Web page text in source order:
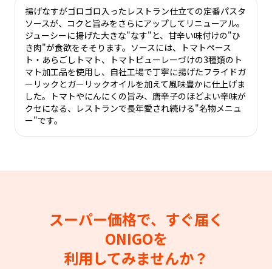
揚げなすがゴロゴロ入ったレストラン仕立ての定番パスタ
ソースが、コクと旨みをさらにアップしてリニューアル。
ジューシーに揚げた大きな"なす"と、甘辛い味付けの"ひ
き肉"が食欲をそそります。ソースには、トマトペース
ト・あらごしトマト、トマトピューレーづけの3種類のト
マト加工品を使用し、自社工場で丁寧に揚げたフライドガ
ーリックとガーリックオイルを加えて風味豊かに仕上げま
した。トマトやにんにくの旨み、唐辛子のほどよい辛味が
クセになる、レストランで長年愛され続ける"名物メニュ
ー"です。
スーパー価格で、すぐ届く
ONIGOを
利用してみませんか？